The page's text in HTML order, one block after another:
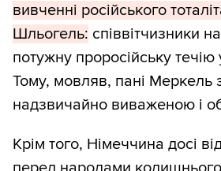
вивченні російського
Шльогель: співвітчизники
потужну проросійську течію
Тому, мовляв, пані Меркель
надзвичайно виваженою і
Крім того, Німеччина досі